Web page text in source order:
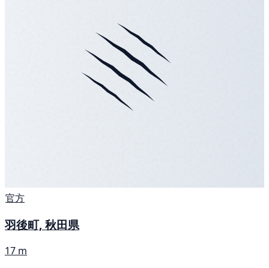
官方
羽後町, 秋田県
17 m